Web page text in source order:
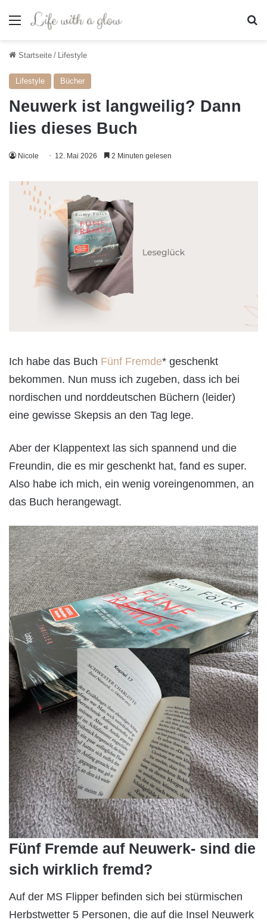
Menü
Startseite / Lifestyle
Lifestyle Bücher
Neuwerk ist langweilig? Dann
lies dieses Buch
Nicole 12. Mai 2026 2 Minuten gelesen
Ich habe das Buch Fünf Fremde* geschenkt
bekommen. Nun muss ich zugeben, dass ich bei
nordischen und norddeutschen Büchern (leider)
eine gewisse Skepsis an den Tag lege.
Aber der Klappentext las sich spannend und die
Freundin, die es mir geschenkt hat, fand es super.
Also habe ich mich, ein wenig voreingenommen, an
das Buch herangewagt.
Fünf Fremde auf Neuwerk- sind die
sich wirklich fremd?
Auf der MS Flipper befinden sich bei stürmischen
Herbstwetter 5 Personen, die auf die Insel Neuwerk